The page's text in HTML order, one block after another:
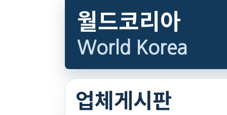
월드코리아
World Korea
업체게시판